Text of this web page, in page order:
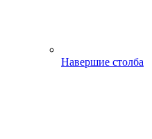
Навершие столба